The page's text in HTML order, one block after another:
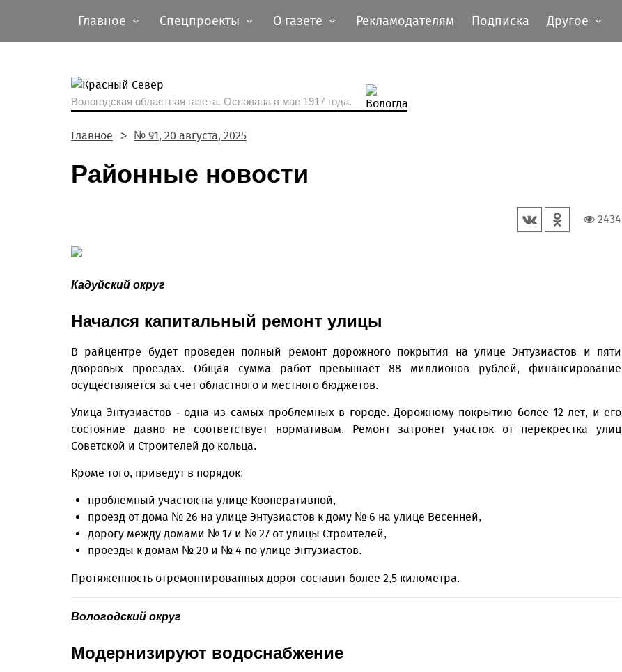
Главное Спецпроекты О газете Рекламодателям Подписка Другое
Вологодская областная газета. Основана в мае 1917 года.
Главное № 91, 20 августа, 2025
Районные новости
2434
Кадуйский округ
Начался капитальный ремонт улицы
В райцентре будет проведен полный ремонт дорожного покрытия на улице Энтузиастов и пяти
дворовых проездах. Общая сумма работ превышает 88 миллионов рублей, финансирование
осуществляется за счет областного и местного бюджетов.
Улица Энтузиастов - одна из самых проблемных в городе. Дорожному покрытию более 12 лет, и его
состояние давно не соответствует нормативам. Ремонт затронет участок от перекрестка улиц
Советской и Строителей до кольца.
Кроме того, приведут в порядок:
проблемный участок на улице Кооперативной,
проезд от дома № 26 на улице Энтузиастов к дому № 6 на улице Весенней,
дорогу между домами № 17 и № 27 от улицы Строителей,
проезды к домам № 20 и № 4 по улице Энтузиастов.
Протяженность отремонтированных дорог составит более 2,5 километра.
Вологодский округ
Модернизируют водоснабжение